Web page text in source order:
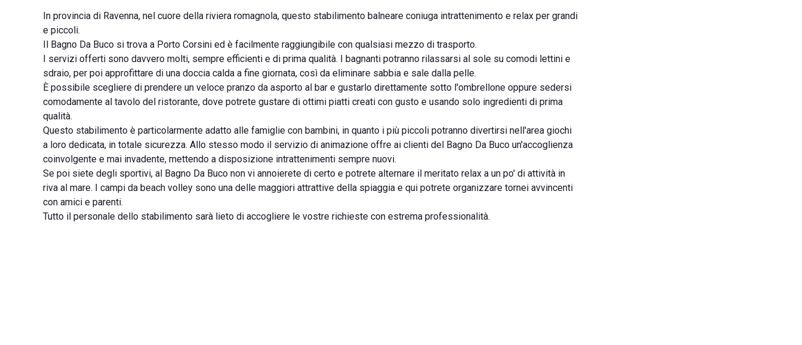
In provincia di Ravenna, nel cuore della riviera romagnola, questo stabilimento balneare coniuga intrattenimento e relax per grandi
e piccoli.
Il Bagno Da Buco si trova a Porto Corsini ed è facilmente raggiungibile con qualsiasi mezzo di trasporto.
I servizi offerti sono davvero molti, sempre efficienti e di prima qualità. I bagnanti potranno rilassarsi al sole su comodi lettini e
sdraio, per poi approfittare di una doccia calda a fine giornata, così da eliminare sabbia e sale dalla pelle.
È possibile scegliere di prendere un veloce pranzo da asporto al bar e gustarlo direttamente sotto l'ombrellone oppure sedersi
comodamente al tavolo del ristorante, dove potrete gustare di ottimi piatti creati con gusto e usando solo ingredienti di prima
qualità.
Questo stabilimento è particolarmente adatto alle famiglie con bambini, in quanto i più piccoli potranno divertirsi nell'area giochi
a loro dedicata, in totale sicurezza. Allo stesso modo il servizio di animazione offre ai clienti del Bagno Da Buco un'accoglienza
coinvolgente e mai invadente, mettendo a disposizione intrattenimenti sempre nuovi.
Se poi siete degli sportivi, al Bagno Da Buco non vi annoierete di certo e potrete alternare il meritato relax a un po' di attività in
riva al mare. I campi da beach volley sono una delle maggiori attrattive della spiaggia e qui potrete organizzare tornei avvincenti
con amici e parenti.
Tutto il personale dello stabilimento sarà lieto di accogliere le vostre richieste con estrema professionalità.